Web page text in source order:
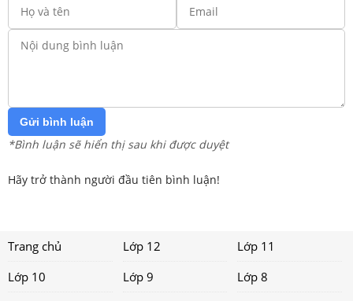
Gửi bình luận
*Bình luận sẽ hiển thị sau khi được duyệt
Hãy trở thành người đầu tiên bình luận!
Trang chủ Lớp 12
Lớp 11
Lớp 10
Lớp 9
Lớp 8